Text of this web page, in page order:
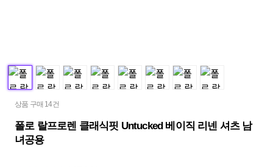
상품 구매 14건
폴로 랄프로렌 클래식핏 Untucked 베이직 리넨 셔츠 남
녀공용